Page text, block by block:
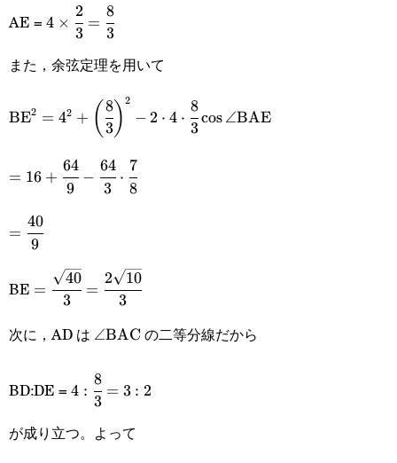
AE = 4\times\cfrac{2}
{3}=\cfrac{8}
{3}
4 ×
3
2
=
3
8
また，余弦定理を用いて
\text{BE}^2=4^2+\bigg(\cfrac{8}
{3}\bigg)^2-2\cdot4\cdot\cfrac{8}
{3}\cos\angle\text{BAE}
BE2 = 42 + ( 3
8) 2
− 2 ⋅ 4 ⋅
3
8
cos∠BAE
=16+\cfrac{64}
{9}-\cfrac{64}
{3}\cdot\cfrac{7}
= 16 +
9
64
−
3
64
⋅
8
7
=\cfrac{40}
{9}
=
9
40
BE
=\cfrac{\sqrt{40}}
{3}=\cfrac{2\sqrt{10}}
{3}
=
3
40
=
3
2 10
次に，AD は \angle\text{BAC}
∠BAC の二等分線だから
BD:DE = 4:\cfrac{8}
{3}=3:2
4 :
3
8
= 3 : 2
が成り立つ。よって